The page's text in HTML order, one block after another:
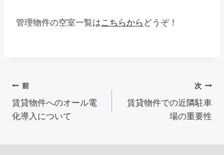
管理物件の空室一覧はこちらから どうぞ！
投
稿
前
賃貸物件へのオール電
化導入について
次
賃貸物件での近隣駐車
場の重要性